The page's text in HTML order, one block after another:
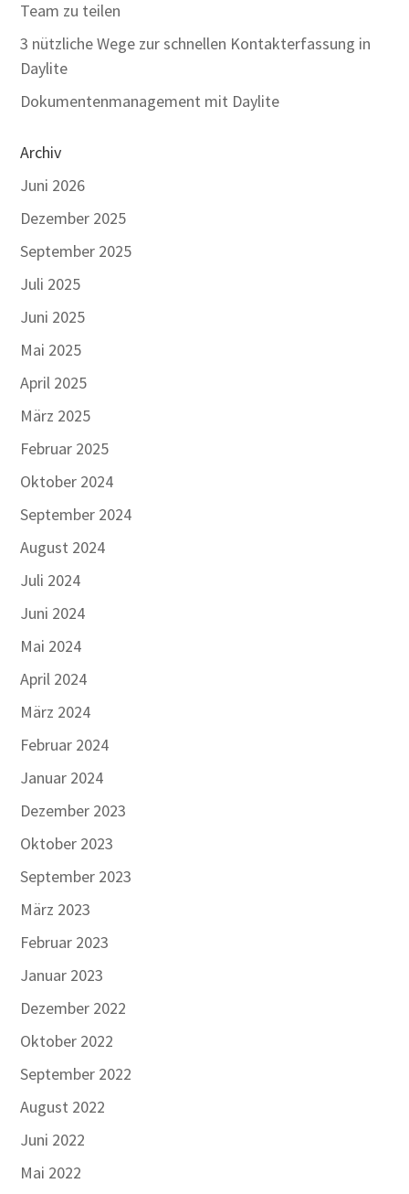
Team zu teilen
3 nützliche Wege zur schnellen Kontakterfassung in
Daylite
Dokumentenmanagement mit Daylite
Archiv
Juni 2026
Dezember 2025
September 2025
Juli 2025
Juni 2025
Mai 2025
April 2025
März 2025
Februar 2025
Oktober 2024
September 2024
August 2024
Juli 2024
Juni 2024
Mai 2024
April 2024
März 2024
Februar 2024
Januar 2024
Dezember 2023
Oktober 2023
September 2023
März 2023
Februar 2023
Januar 2023
Dezember 2022
Oktober 2022
September 2022
August 2022
Juni 2022
Mai 2022